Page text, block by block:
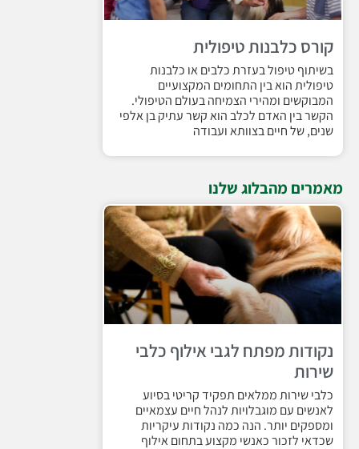
קורס כלבנות טיפולית
בשיתוף טיפול בעזרת כלבים או כלבנות
טיפולית הוא בין התחומים המקצועיים
המבוקשים ומהירי הצמיחה בעולם הטיפולי.
הקשר בין האדם לכלב הוא קשר עתיק בן אלפי
שנים, של חיים בצוותא ועבודה
מאמרים מהבלוג שלנו
נקודות מפתח לגבי אילוף כלבי
שירות
כלבי שירות ממלאים תפקיד קריטי בסיוע
לאנשים עם מוגבלויות לנהל חיים עצמאיים
ומספקים יותר. הנה כמה נקודות עיקריות
שכדאי לזכור כאנשי מקצוע בתחום אילוף